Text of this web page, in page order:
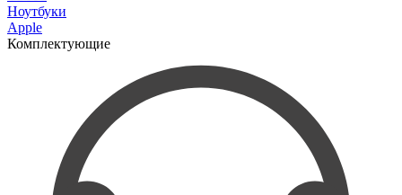
Ноутбуки
Apple
Комплектующие